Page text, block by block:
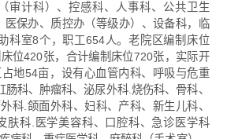
审计科）、控感科、人事科、公共卫生
医保办、质控办（等级办）、设备科，临
科室8个，职工654人。老院区编制床位
位420张，合计编制床位720张，实际开
地54亩，设有心血管内科、呼吸与危重
科、肿瘤科、泌尿外科.烧伤科、骨科、
科.颌面外科、妇科、产科、新生儿科、
肤科.医学美容科、口腔科、急诊医学科